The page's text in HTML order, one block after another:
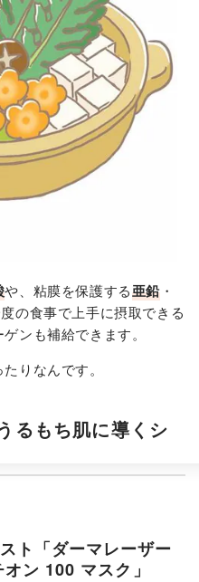
や、粘膜を保護する亜鉛 ・
の食事で上手に摂取できる
ンも補給できます。
りなんです。
るもち肌に導くシ
ト「ダーマレーザー
ン 100 マスク」